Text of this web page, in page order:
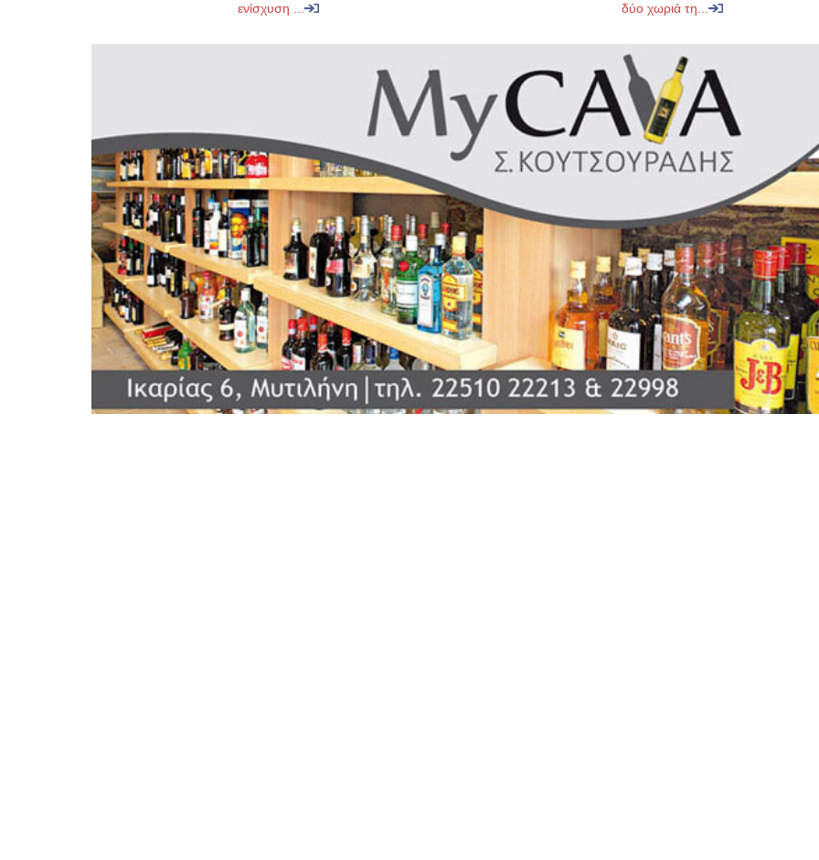
ενίσχυση ...
δύο χωριά τη...